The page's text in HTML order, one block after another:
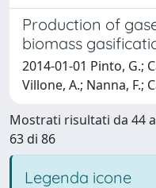
Production of
biomass
2014-01-01 Pinto, G.;
Villone, A.; Nanna, F.;
Mostrati risultati da 44 a
63 di 86
Legenda icone